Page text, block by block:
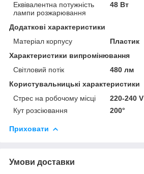
Еквівалентна потужність
лампи розжарювання
48 Вт
Додаткові характеристики
Матеріал корпусу
Пластик
Характеристики випромінювання
Світловий потік
480 лм
Користувальницькі характеристики
Стрес на робочому місці
220-240 V
Кут розсіювання
200°
Приховати
Умови доставки